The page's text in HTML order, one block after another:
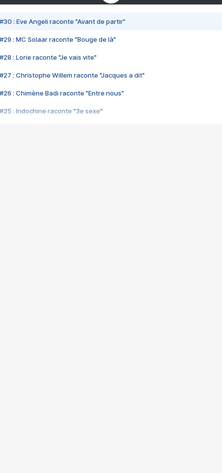
#30 : Eve Angeli raconte "Avant de partir"
#29 : MC Solaar raconte "Bouge de là"
#28 : Lorie raconte "Je vais vite"
#27 : Christophe Willem raconte "Jacques a dit"
#26 : Chimène Badi raconte "Entre nous"
#25 : Indochine raconte "3e sexe"